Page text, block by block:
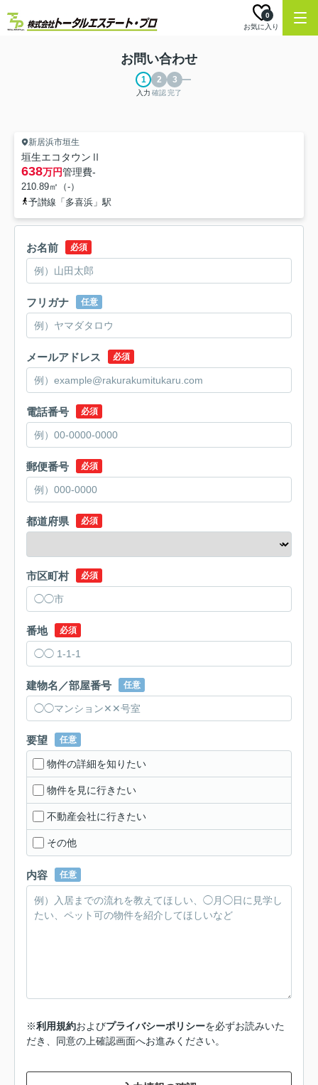
お気に入り
0
お問い合わせ
入力 確認完了
新居浜市垣生
垣生エコタウンⅡ
638万円管理費-
210.89㎡（-）
予讃線「多喜浜」駅
お名前 必須
フリガナ 任意
メールアドレス 必須
電話番号 必須
郵便番号 必須
都道府県 必須
市区町村 必須
番地 必須
建物名／部屋番号 任意
要望 任意
物件の詳細を知りたい
物件を見に行きたい
不動産会社に行きたい
その他
内容 任意
※利用規約およびプライバシーポリシーを必ずお読みいた
だき、同意の上確認画面へお進みください。